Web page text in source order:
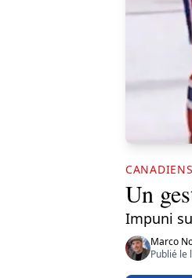
CANADIENS
Un
Impuni
Marco
Publié le